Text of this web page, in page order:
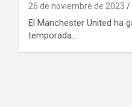
26 de noviembre de 2023
El Manchester United ha
temporada…